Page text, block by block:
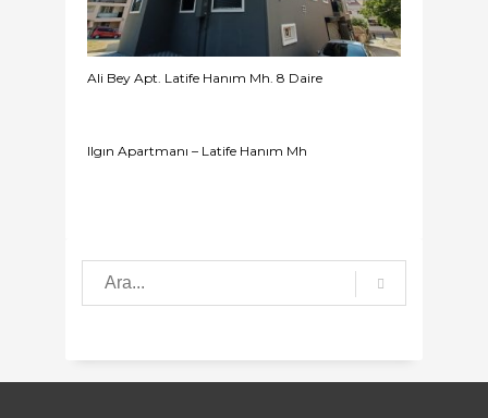
Ali Bey Apt. Latife Hanım Mh. 8 Daire
Ilgın Apartmanı – Latife Hanım Mh